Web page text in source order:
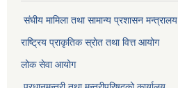
संघीय मामिला तथा सामान्य प्रशासन मन्त्रालय
राष्ट्रिय प्राकृतिक स्राेत तथा वित्त आयोग
लोक सेवा आयोग